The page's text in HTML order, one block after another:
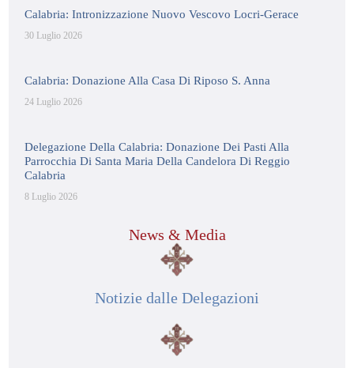
Calabria: Intronizzazione Nuovo Vescovo Locri-Gerace
30 Luglio 2026
Calabria: Donazione Alla Casa Di Riposo S. Anna
24 Luglio 2026
Delegazione Della Calabria: Donazione Dei Pasti Alla
Parrocchia Di Santa Maria Della Candelora Di Reggio
Calabria
8 Luglio 2026
News & Media
Notizie dalle Delegazioni